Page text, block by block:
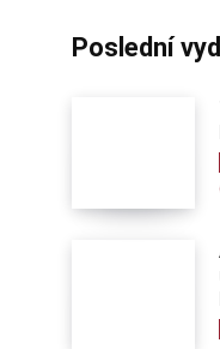
Poslední